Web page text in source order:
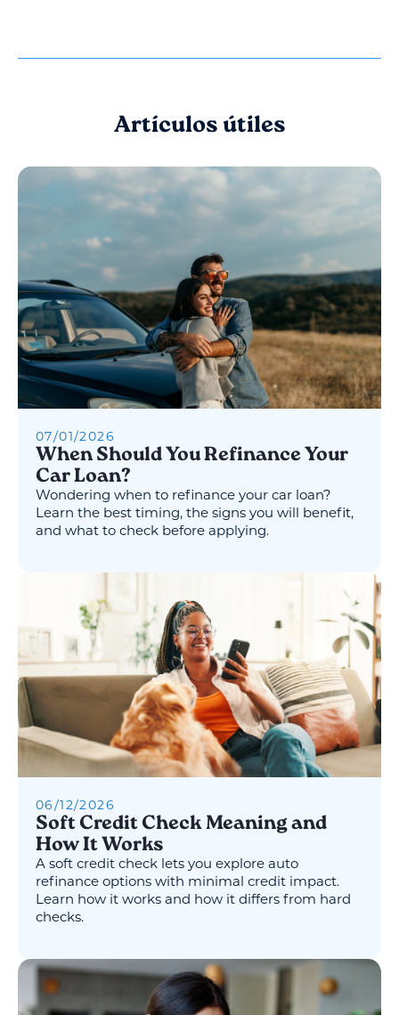
Artículos útiles
07/01/2026
When Should You Refinance Your
Car Loan?
Wondering when to refinance your car loan?
Learn the best timing, the signs you will benefit,
and what to check before applying.
06 / 12/2026
Soft Credit Check Meaning and
How It Works
A soft credit check lets you explore auto
refinance options with minimal credit impact.
Learn how it works and how it differs from hard
checks.